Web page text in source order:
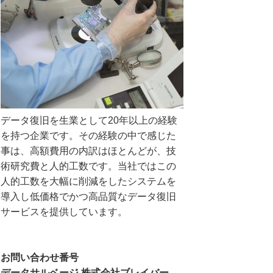
データ復旧を生業として20年以上の経験
を持つ企業です。その経験の中で感じた
事は、高額費用の内訳はほとんどが、技
術研究費と人的工数です。当社ではこの
人的工数を大幅に削減をしたシステムを
導入し低価格でかつ高品質なデータ復旧
サービスを提供しています。
お問い合わせ番号